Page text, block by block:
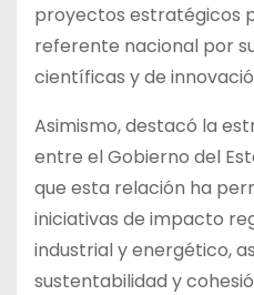
proyectos estratégicos
referente nacional por
científicas y de
Asimismo, destacó la
entre el Gobierno del
que esta relación ha
iniciativas de impacto
industrial y energético,
sustentabilidad y